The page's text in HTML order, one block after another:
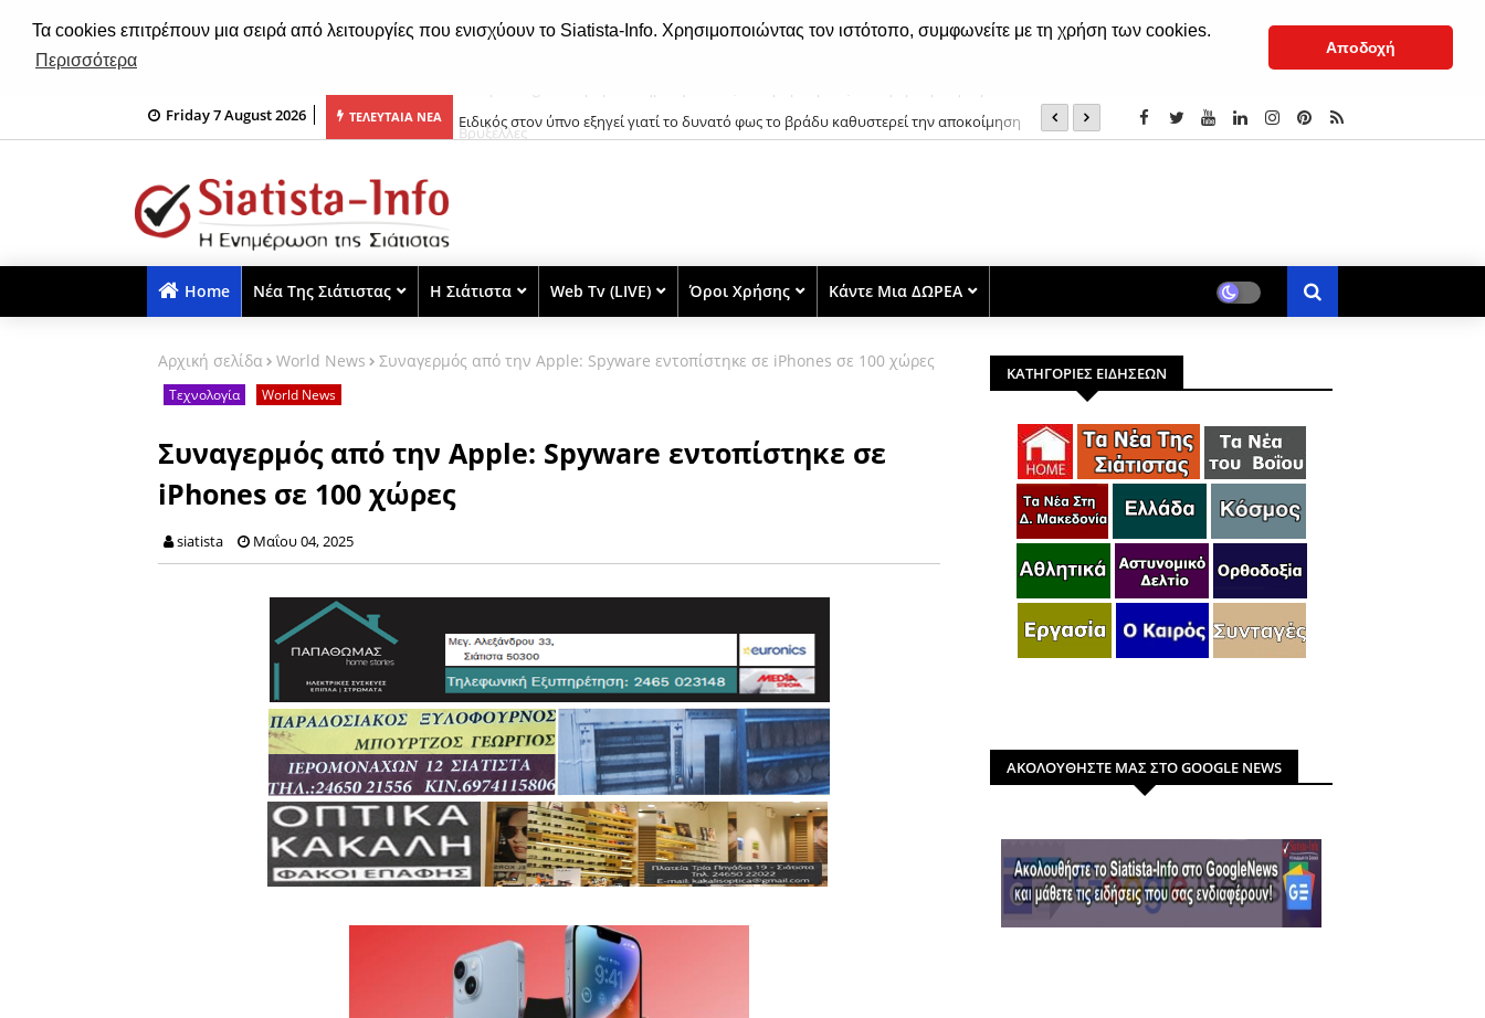
Τα cookies επιτρέπουν μια σειρά από λειτουργίες που ενισχύουν το Siatista-Info. Χρησιμοποιώντας τον ιστότοπο, συμφωνείτε με τη χρήση των cookies.
Περισσότερα
Αποδοχή
Friday 7 August 2026 ΤΕΛΕΥΤΑΙΑ ΝΕΑ
για τους «ασπρόμαυρους» και η πρόκριση περνάει από... Ειδικός στον ύπνο εξηγεί γιατί το δυνατό φως το βράδυ καθυστερεί την αποκοίμηση Υπάρχει ένα φως που δεν σβήνει
Home Νέα Της Σιάτιστας Η Σιάτιστα Web Tv (LIVE) Όροι Χρήσης Κάντε Μια ΔΩΡΕΑ
Αρχική σελίδα World News Συναγερμός από την Apple: Spyware εντοπίστηκε σε iPhones σε 100 χώρες
Τεχνολογία World News
Συναγερμός από την Apple: Spyware εντοπίστηκε σε
iPhones σε 100 χώρες
siatista Μαΐου 04, 2025
ΚΑΤΗΓΟΡΙΕΣ ΕΙΔΗΣΕΩΝ
ΑΚΟΛΟΥΘΗΣΤΕ ΜΑΣ ΣΤΟ GOOGLE NEWS